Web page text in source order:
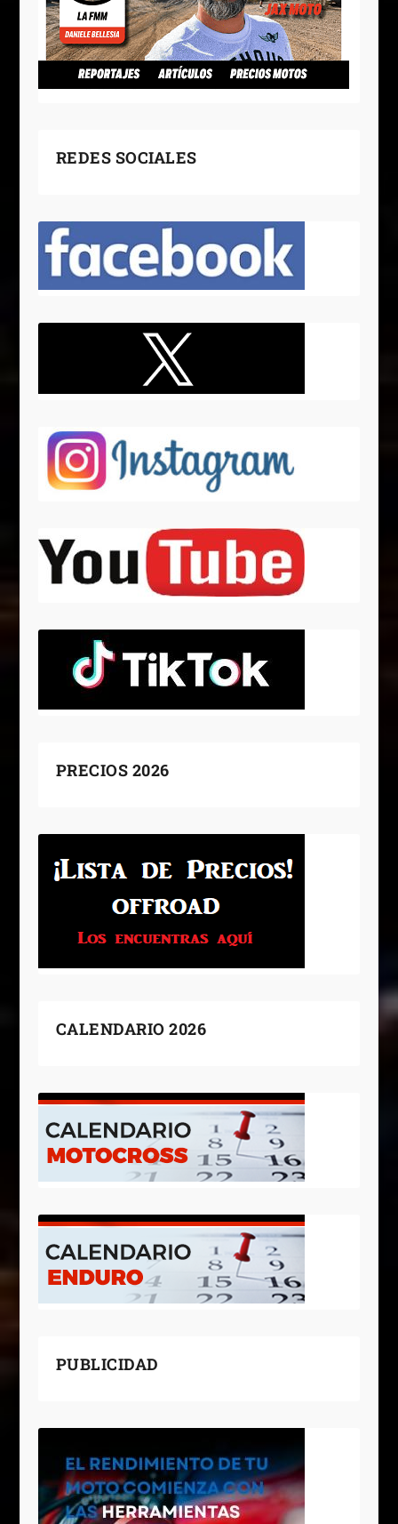
REDES SOCIALES
PRECIOS 2026
CALENDARIO 2026
PUBLICIDAD